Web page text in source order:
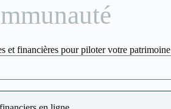
et financières pour piloter votre patrimoine